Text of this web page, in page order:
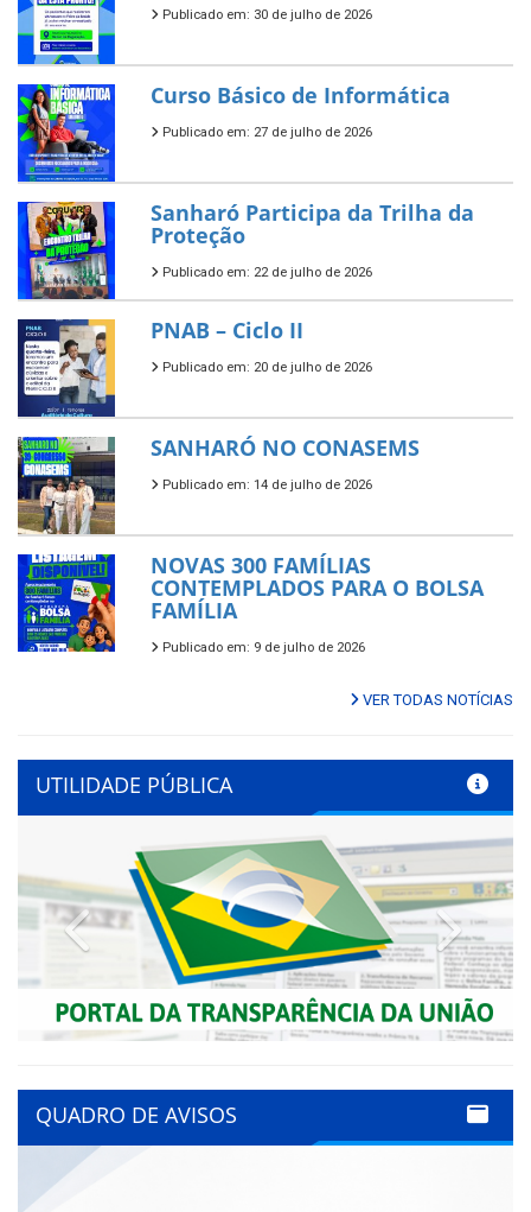
Publicado em: 30 de julho de 2026
Curso Básico de Informática
Publicado em: 27 de julho de 2026
Sanharó Participa da Trilha da
Proteção
Publicado em: 22 de julho de 2026
PNAB – Ciclo II
Publicado em: 20 de julho de 2026
SANHARÓ NO CONASEMS
Publicado em: 14 de julho de 2026
NOVAS 300 FAMÍLIAS
CONTEMPLADOS PARA O BOLSA
FAMÍLIA
Publicado em: 9 de julho de 2026
VER TODAS NOTÍCIAS
UTILIDADE PÚBLICA
Previous Next
QUADRO DE AVISOS